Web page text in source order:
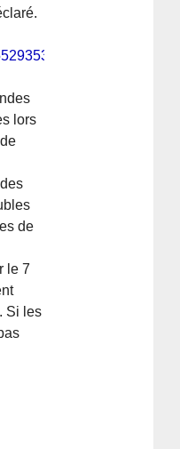
lors
de
le 7
Si les